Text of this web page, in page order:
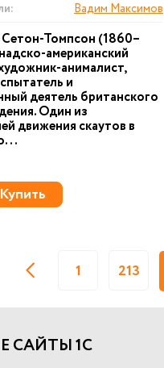
Вадим Максимов
Томпсон (1860–
американский
анималист,
и
деятель британского
Один из
движения скаутов в
Купить
1 213
САЙТЫ 1С